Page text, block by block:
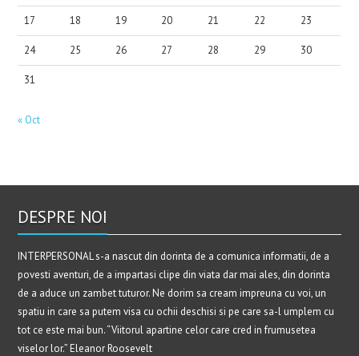
17 18 19 20 21 22 23
24 25 26 27 28 29 30
31
« Oct
DESPRE NOI
INTERPERSONAL s-a nascut din dorinta de a comunica informatii, de a
povesti aventuri, de a impartasi clipe din viata dar mai ales, din dorinta
de a aduce un zambet tuturor. Ne dorim sa cream impreuna cu voi, un
spatiu in care sa putem visa cu ochii deschisi si pe care sa-l umplem cu
tot ce este mai bun. “Viitorul apartine celor care cred in frumusetea
viselor lor.” Eleanor Roosevelt